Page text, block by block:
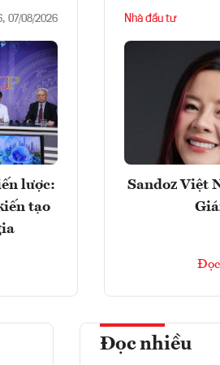
07/08/2026
lược:
tạo
Nhà đầu tư
Sandoz Việt
Đọc nhiều